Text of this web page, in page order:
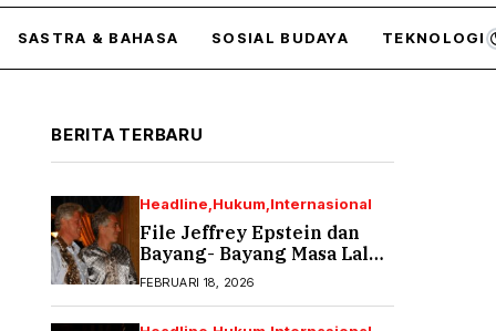
SASTRA & BAHASA SOSIAL BUDAYA TEKNOLOGI
BERITA TERBARU
Headline Hukum Internasional
File Jeffrey Epstein dan
Bayang- Bayang Masa Lalu
yang Tak Pernah Usai (2)
FEBRUARI 18, 2026